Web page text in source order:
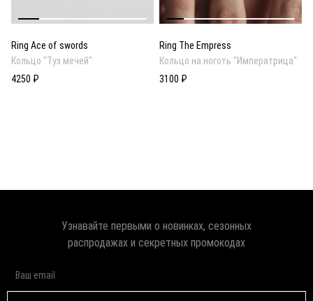
Ring Ace of swords
Кольцо "Туз мечей"
4250 ₽
Ring The Empress
Кольцо на ноготь "Императрица"
3100 ₽
Узнавайте первыми о новинках, сезонных
распродажах и секретных промокодах